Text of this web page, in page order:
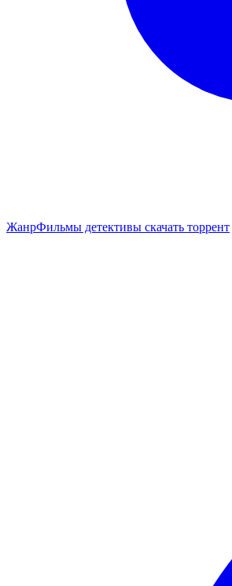
ЖанрФильмы детективы скачать торрент